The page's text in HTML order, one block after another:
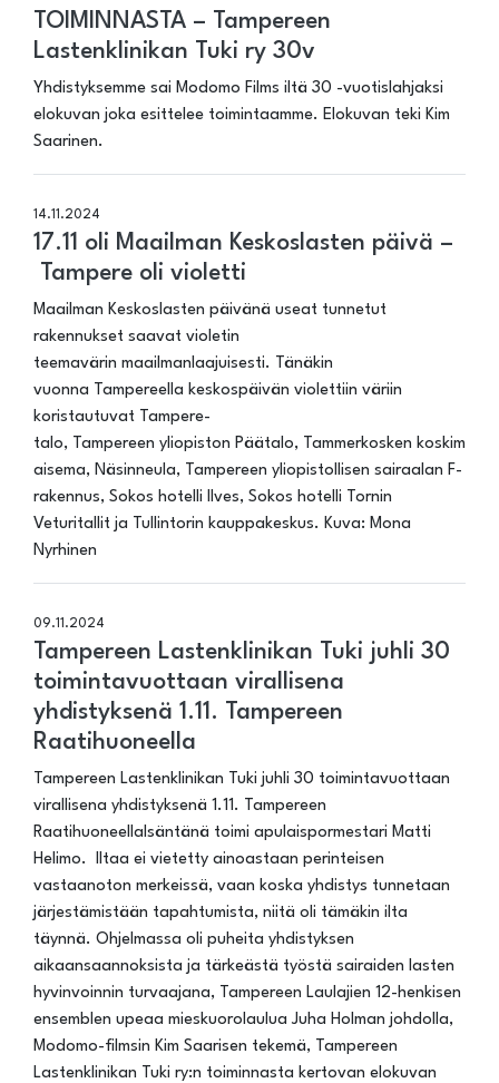
TOIMINNASTA – Tampereen
Lastenklinikan Tuki ry 30v
Yhdistyksemme sai Modomo Films iltä 30 -vuotislahjaksi
elokuvan joka esittelee toimintaamme. Elokuvan teki Kim
Saarinen.
14.11.2024
17.11 oli Maailman Keskoslasten päivä –
Tampere oli violetti
Maailman Keskoslasten päivänä useat tunnetut
rakennukset saavat violetin
teemavärin maailmanlaajuisesti. Tänäkin
vuonna Tampereella keskospäivän violettiin väriin
koristautuvat Tampere-
talo, Tampereen yliopiston Päätalo, Tammerkosken koskim
aisema, Näsinneula, Tampereen yliopistollisen sairaalan F-
rakennus, Sokos hotelli Ilves, Sokos hotelli Tornin
Veturitallit ja Tullintorin kauppakeskus. Kuva: Mona
Nyrhinen
09.11.2024
Tampereen Lastenklinikan Tuki juhli 30
toimintavuottaan virallisena
yhdistyksenä 1.11. Tampereen
Raatihuoneella
Tampereen Lastenklinikan Tuki juhli 30 toimintavuottaan
virallisena yhdistyksenä 1.11. Tampereen
RaatihuoneellaIsäntänä toimi apulaispormestari Matti
Helimo. Iltaa ei vietetty ainoastaan perinteisen
vastaanoton merkeissä, vaan koska yhdistys tunnetaan
järjestämistään tapahtumista, niitä oli tämäkin ilta
täynnä. Ohjelmassa oli puheita yhdistyksen
aikaansaannoksista ja tärkeästä työstä sairaiden lasten
hyvinvoinnin turvaajana, Tampereen Laulajien 12-henkisen
ensemblen upeaa mieskuorolaulua Juha Holman johdolla,
Modomo-filmsin Kim Saarisen tekemä, Tampereen
Lastenklinikan Tuki ry:n toiminnasta kertovan elokuvan